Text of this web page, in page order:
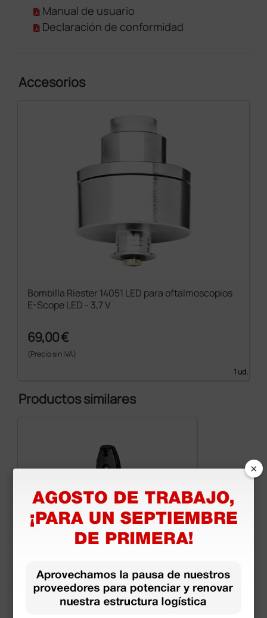
Manual de usuario
Declaración de conformidad
Accesorios
Bombilla Riester 14051 LED para oftalmoscopios
E-Scope LED - 3,7 V
69,00 €
(Precio sin IVA)
1 ud.
Productos similares
Oftalmoscopio Sigma F.O. 2,5 V
×